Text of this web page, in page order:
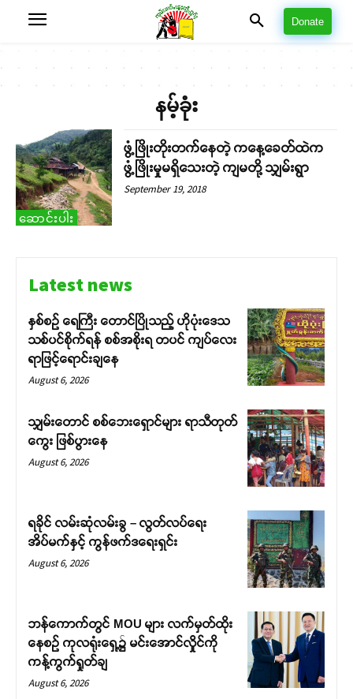
Donate
နမ့်ခုံး
ဆောင်းပါး
ဖွံ့ဖြိုးတိုးတက်နေတဲ့ ကနေ့ခေတ်ထဲက
ဖွံ့ဖြိုးမှုမရှိသေးတဲ့ ကျမတို့ သျှမ်းရွာ
September 19, 2018
Latest news
နှစ်စဉ် ရေကြီး တောင်ပြိုသည့် ဟိုပုံးဒေသ
သစ်ပင်စိုက်ရန် စစ်အစိုးရ တပင် ကျပ်လေး
ရာဖြင့်ရောင်းချနေ
August 6, 2026
သျှမ်းတောင် စစ်ဘေးရှောင်များ ရာသီတုတ်
ကွေး ဖြစ်ပွားနေ
August 6, 2026
ရခိုင် လမ်းဆုံလမ်းခွ – လွတ်လပ်ရေး
အိပ်မက်နှင့် ကွန်ဖက်ဒရေးရှင်း
August 6, 2026
ဘန်ကောက်တွင် MOU များ လက်မှတ်ထိုး
နေစဉ် ကုလရုံးရှေ့၌ မင်းအောင်လှိုင်ကို
ကန့်ကွက်ရှုတ်ချ
August 6, 2026